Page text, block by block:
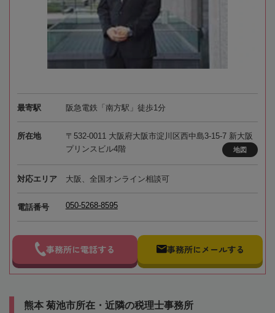
最寄駅 阪急電鉄「南方駅」徒歩1分
所在地
〒532-0011 大阪府大阪市淀川区西中島3-15-7 新大阪
プリンスビル4階
地図
対応エリア 大阪、全国オンライン相談可
電話番号 050-5268-8595
事務所に電話する 事務所にメールする
熊本 菊池市所在・近隣の税理士事務所